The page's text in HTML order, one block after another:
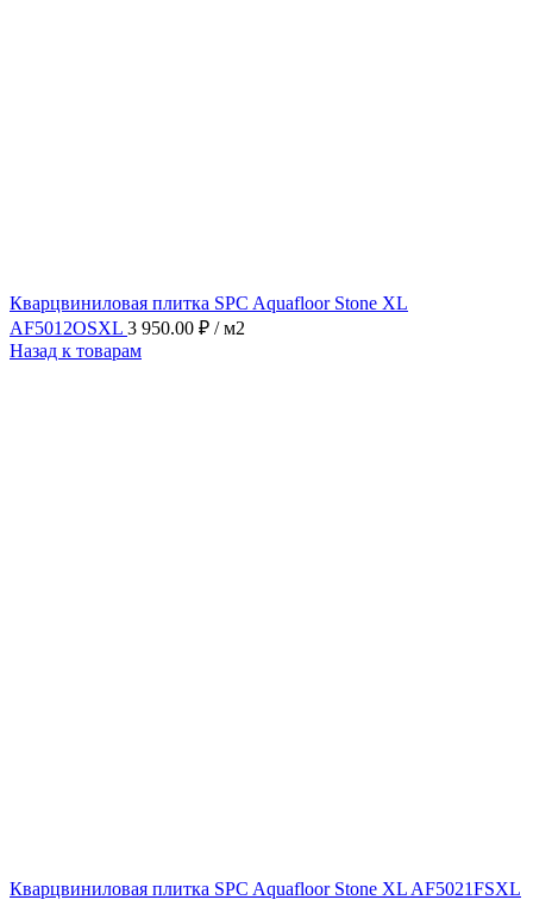
Кварцвиниловая плитка SPC Aquafloor Stone XL
AF5012OSXL 3 950.00 ₽ / м2
Назад к товарам
Кварцвиниловая плитка SPC Aquafloor Stone XL AF5021FSXL